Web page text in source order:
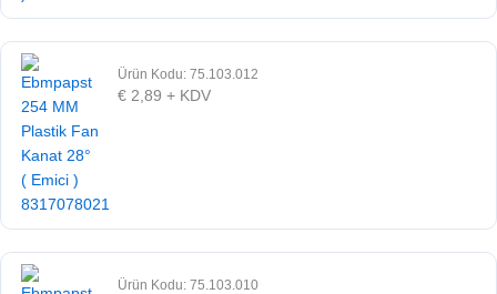
Ürün Kodu: 75.103.012
€ 2,89 + KDV
Ürün Kodu: 75.103.010